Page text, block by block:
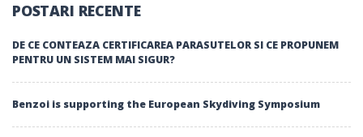
POSTARI RECENTE
DE CE CONTEAZA CERTIFICAREA PARASUTELOR SI CE PROPUNEM
PENTRU UN SISTEM MAI SIGUR?
Benzoi is supporting the European Skydiving Symposium